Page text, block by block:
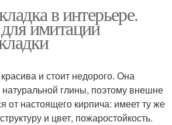
в интерьере.
имитации
и стоит недорого. Она
натуральной глины, поэтому внешне
от настоящего кирпича: имеет ту же
и цвет, пожаростойкость.